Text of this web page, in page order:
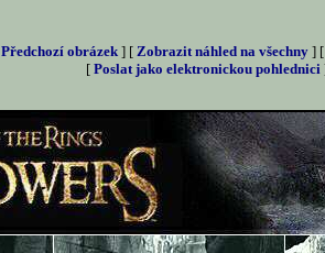
Předchozí obrázek ] [ Zobrazit náhled na všechny ] [
[ Poslat jako elektronickou pohlednici